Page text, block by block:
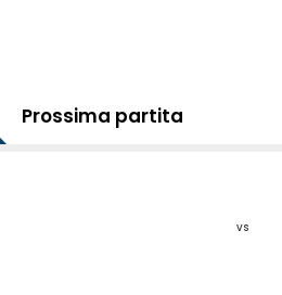
Prossima partita
vs